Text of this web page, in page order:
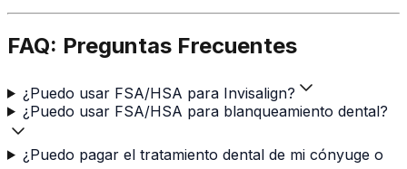
FAQ: Preguntas Frecuentes
¿Puedo usar FSA/HSA para Invisalign?
¿Puedo usar FSA/HSA para blanqueamiento dental?
¿Puedo pagar el tratamiento dental de mi cónyuge o